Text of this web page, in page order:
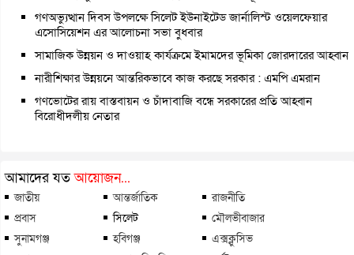
গণঅভ্যুত্থান দিবস উপলক্ষে সিলেট ইউনাইটেড জার্নালিস্ট ওয়েলফেয়ার
এসোসিয়েশন এর আলোচনা সভা বুধবার
সামাজিক উন্নয়ন ও দাওয়াহ কার্যক্রমে ইমামদের ভূমিকা জোরদারের আহ্বান
নারীশিক্ষার উন্নয়নে আন্তরিকভাবে কাজ করছে সরকার : এমপি এমরান
গণভোটের রায় বাস্তবায়ন ও চাঁদাবাজি বন্ধে সরকারের প্রতি আহ্বান
বিরোধীদলীয় নেতার
আমাদের যতআয়োজন...
জাতীয় আন্তর্জাতিক
রাজনীতি
প্রবাস
সিলেট
মৌলভীবাজার
সুনামগঞ্জ
হবিগঞ্জ
এক্সক্লুসিভ